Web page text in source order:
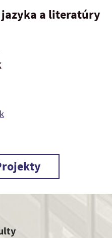
a literatúry